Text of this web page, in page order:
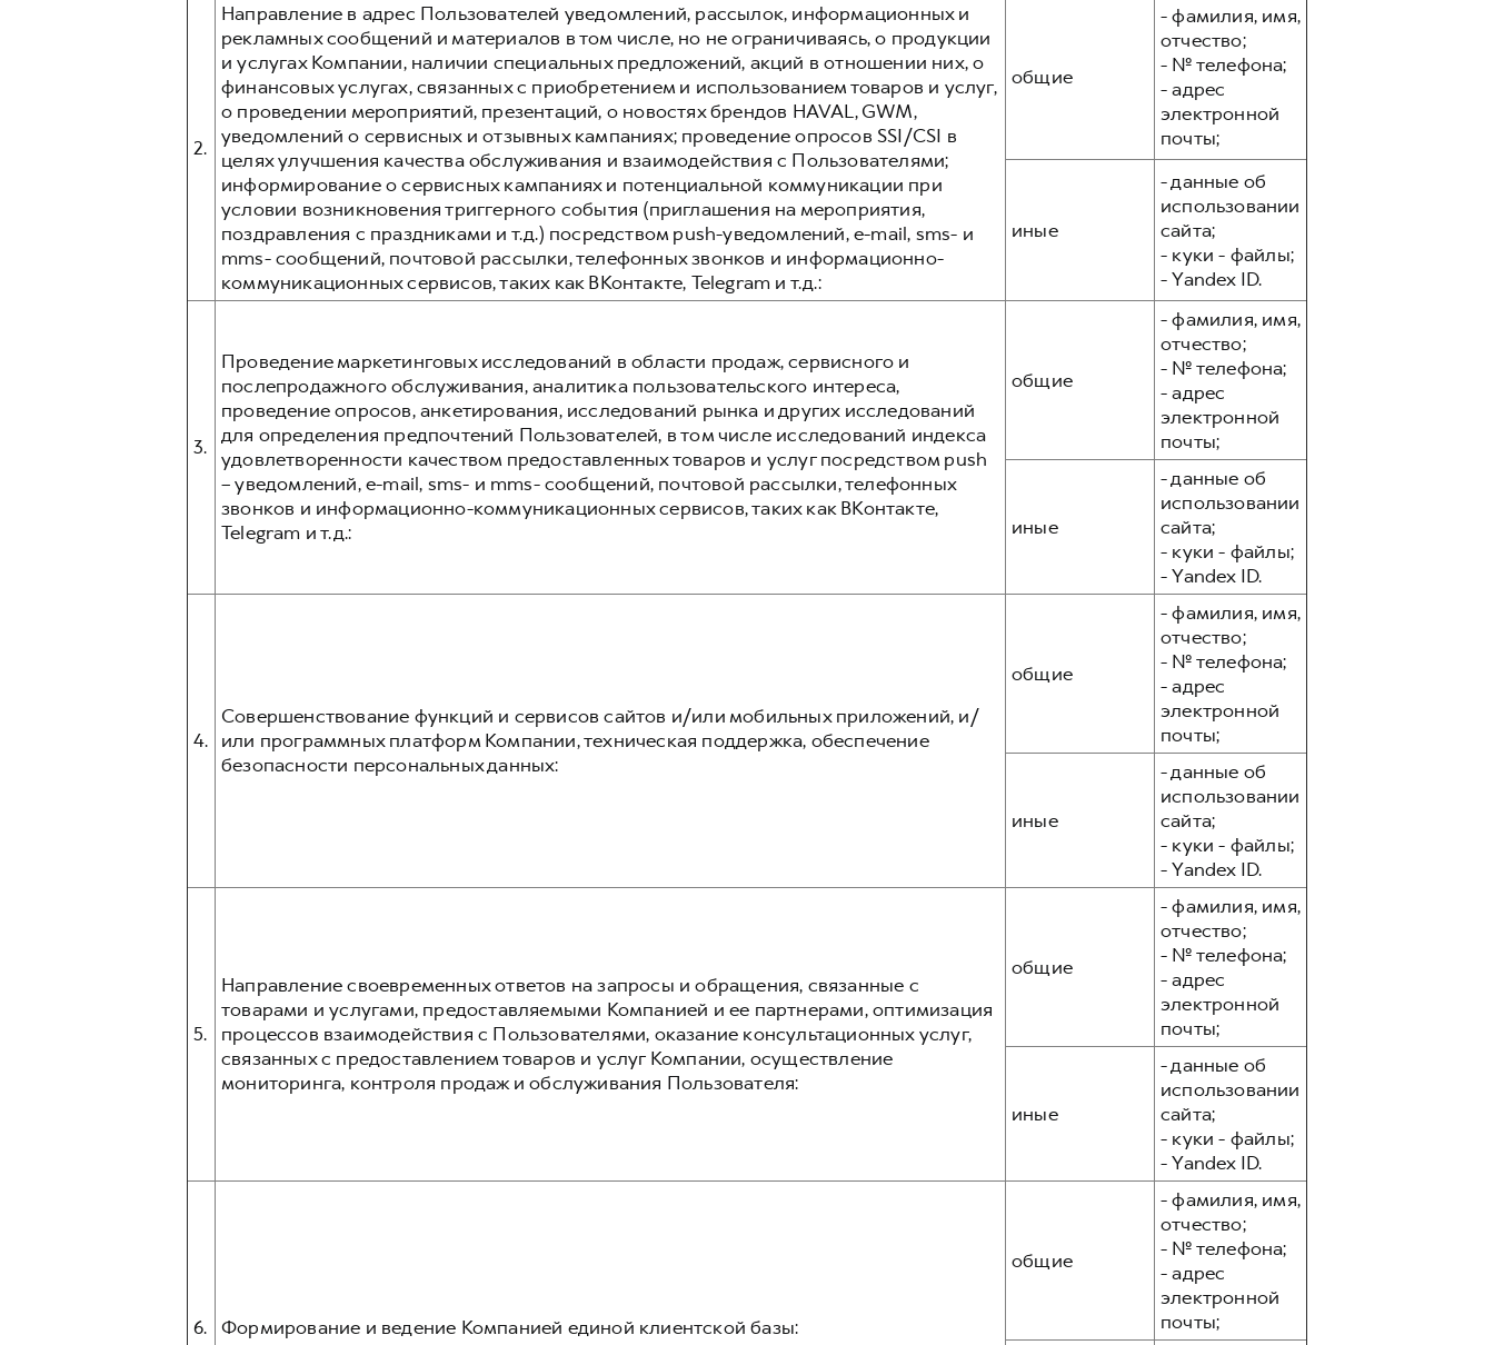
2.
Направление в адрес Пользователей уведомлений, рассылок, информационных и
рекламных сообщений и материалов в том числе, но не ограничиваясь, о продукции
и услугах Компании, наличии специальных предложений, акций в отношении них, о
финансовых услугах, связанных с приобретением и использованием товаров и услуг,
о проведении мероприятий, презентаций, о новостях брендов HAVAL, GWM,
уведомлений о сервисных и отзывных кампаниях; проведение опросов SSI/CSI в
целях улучшения качества обслуживания и взаимодействия с Пользователями;
информирование о сервисных кампаниях и потенциальной коммуникации при
условии возникновения триггерного события (приглашения на мероприятия,
поздравления с праздниками и т.д.) посредством push-уведомлений, e-mail, sms- и
mms- сообщений, почтовой рассылки, телефонных звонков и информационно-
коммуникационных сервисов, таких как ВКонтакте, Telegram и т.д.:
общие
- фамилия, имя,
отчество;
- № телефона;
- адрес
электронной
почты;
иные
- данные об
использовании
сайта;
- куки - файлы;
- Yandex ID.
3.
Проведение маркетинговых исследований в области продаж, сервисного и
послепродажного обслуживания, аналитика пользовательского интереса,
проведение опросов, анкетирования, исследований рынка и других исследований
для определения предпочтений Пользователей, в том числе исследований индекса
удовлетворенности качеством предоставленных товаров и услуг посредством push
– уведомлений, e-mail, sms- и mms- сообщений, почтовой рассылки, телефонных
звонков и информационно-коммуникационных сервисов, таких как ВКонтакте,
Telegram и т.д.:
общие
- фамилия, имя,
отчество;
- № телефона;
- адрес
электронной
почты;
иные
- данные об
использовании
сайта;
- куки - файлы;
- Yandex ID.
4.
Совершенствование функций и сервисов сайтов и/или мобильных приложений, и/
или программных платформ Компании, техническая поддержка, обеспечение
безопасности персональных данных:
общие
- фамилия, имя,
отчество;
- № телефона;
- адрес
электронной
почты;
иные
- данные об
использовании
сайта;
- куки - файлы;
- Yandex ID.
5.
Направление своевременных ответов на запросы и обращения, связанные с
товарами и услугами, предоставляемыми Компанией и ее партнерами, оптимизация
процессов взаимодействия с Пользователями, оказание консультационных услуг,
связанных с предоставлением товаров и услуг Компании, осуществление
мониторинга, контроля продаж и обслуживания Пользователя:
общие
- фамилия, имя,
отчество;
- № телефона;
- адрес
электронной
почты;
иные
- данные об
использовании
сайта;
- куки - файлы;
- Yandex ID.
6. Формирование и ведение Компанией единой клиентской базы:
общие
- фамилия, имя,
отчество;
- № телефона;
- адрес
электронной
почты;